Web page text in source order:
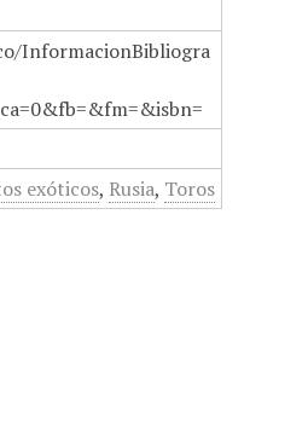
InformacionBibliogra
exóticos, Rusia, Toros